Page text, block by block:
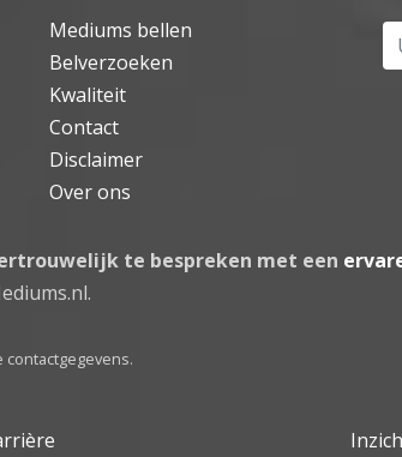
Mediums bellen
Belverzoeken
Kwaliteit
Contact
Disclaimer
Over ons
te bespreken met een